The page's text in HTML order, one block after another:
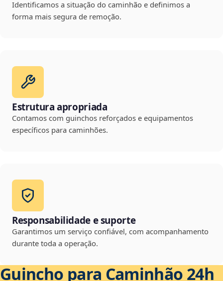
Identificamos a situação do caminhão e definimos a
forma mais segura de remoção.
Estrutura apropriada
Contamos com guinchos reforçados e equipamentos
específicos para caminhões.
Responsabilidade e suporte
Garantimos um serviço confiável, com acompanhamento
durante toda a operação.
Guincho para Caminhão 24h